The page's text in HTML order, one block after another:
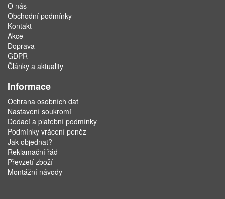
O nás
Obchodní podmínky
Kontakt
Akce
Doprava
GDPR
Články a aktuality
Informace
Ochrana osobních dat
Nastavení soukromí
Dodací a platební podmínky
Podmínky vrácení peněz
Jak objednat?
Reklamační řád
Převzetí zboží
Montážní návody